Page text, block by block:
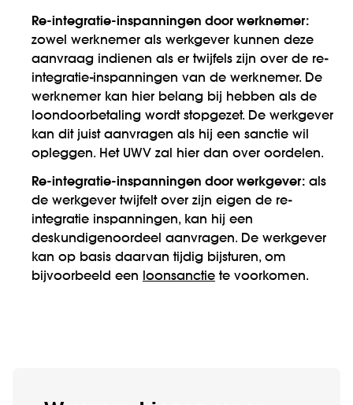
Re-integratie-inspanningen door werknemer:
zowel werknemer als werkgever kunnen deze
aanvraag indienen als er twijfels zijn over de re-
integratie-inspanningen van de werknemer. De
werknemer kan hier belang bij hebben als de
loondoorbetaling wordt stopgezet. De werkgever
kan dit juist aanvragen als hij een sanctie wil
opleggen. Het UWV zal hier dan over oordelen.
Re-integratie-inspanningen door werkgever: als
de werkgever twijfelt over zijn eigen de re-
integratie inspanningen, kan hij een
deskundigenoordeel aanvragen. De werkgever
kan op basis daarvan tijdig bijsturen, om
bijvoorbeeld een loonsanctie te voorkomen.